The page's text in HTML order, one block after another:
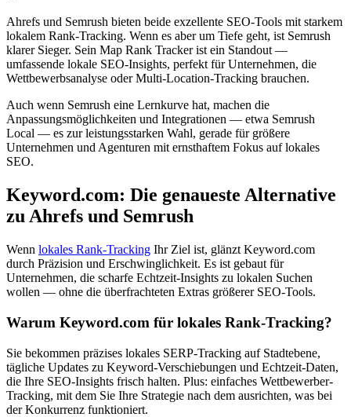
Ahrefs und Semrush bieten beide exzellente SEO-Tools mit starkem
lokalem Rank-Tracking. Wenn es aber um Tiefe geht, ist Semrush
klarer Sieger. Sein Map Rank Tracker ist ein Standout —
umfassende lokale SEO-Insights, perfekt für Unternehmen, die
Wettbewerbsanalyse oder Multi-Location-Tracking brauchen.
Auch wenn Semrush eine Lernkurve hat, machen die
Anpassungsmöglichkeiten und Integrationen — etwa Semrush
Local — es zur leistungsstarken Wahl, gerade für größere
Unternehmen und Agenturen mit ernsthaftem Fokus auf lokales
SEO.
Keyword.com: Die genaueste Alternative
zu Ahrefs und Semrush
Wenn lokales Rank-Tracking Ihr Ziel ist, glänzt Keyword.com
durch Präzision und Erschwinglichkeit. Es ist gebaut für
Unternehmen, die scharfe Echtzeit-Insights zu lokalen Suchen
wollen — ohne die überfrachteten Extras größerer SEO-Tools.
Warum Keyword.com für lokales Rank-Tracking?
Sie bekommen präzises lokales SERP-Tracking auf Stadtebene,
tägliche Updates zu Keyword-Verschiebungen und Echtzeit-Daten,
die Ihre SEO-Insights frisch halten. Plus: einfaches Wettbewerber-
Tracking, mit dem Sie Ihre Strategie nach dem ausrichten, was bei
der Konkurrenz funktioniert.